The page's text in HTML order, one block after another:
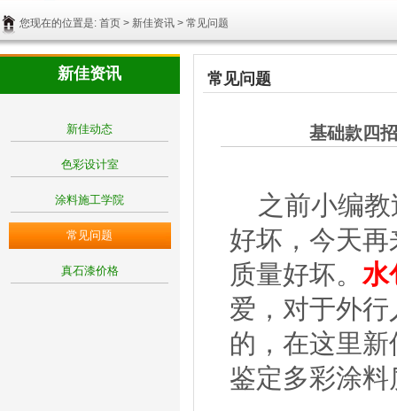
您现在的位置是: 首页 > 新佳资讯 > 常见问题
新佳资讯
新佳动态
色彩设计室
涂料施工学院
常见问题
真石漆价格
常见问题
基础款四
之前小编教
好坏，今天
质量好坏。 水
爱，对于外
的，在这里
鉴定多彩涂